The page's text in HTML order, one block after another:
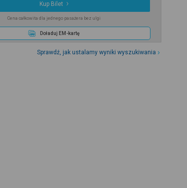
Kup Bilet
Cena całkowita dla jednego pasażera bez ulgi
Doładuj EM-kartę
Sprawdź, jak ustalamy wyniki wyszukiwania